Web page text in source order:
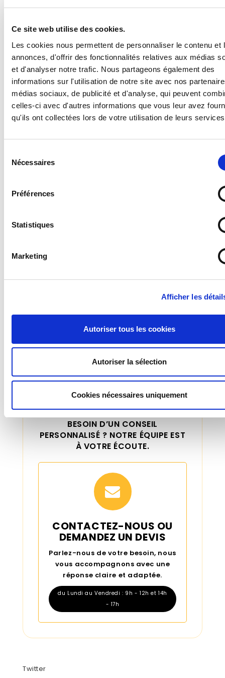
Ce site web utilise des cookies.
Les cookies nous permettent de personnaliser le contenu et
annonces, d'offrir des fonctionnalités relatives aux médias
et d'analyser notre trafic. Nous partageons également des
informations sur l'utilisation de notre site avec nos
médias sociaux, de publicité et d'analyse, qui peuvent
celles-ci avec d'autres informations que vous leur avez
qu'ils ont collectées lors de votre utilisation de leurs
Nécessaires
Préférences
Statistiques
Marketing
Afficher les
Autoriser tous les cookies
Autoriser la sélection
Cookies nécessaires uniquement
Sur Signalétique Express, notre gamme de
non-fumeur est disponible à partir de 4,32 €
HT. Vous avez le choix entre différentes
dimensions, ainsi qu’entre 6 matériaux pour le
support (adhésif, vitrophanie, aluminium, PVC
ou plexiglas).
Ce type de panneau va donc permettre aux
entreprises de se mettre en règle face à la loi,
en rappelant les textes en vigueurs, et de
respecter leur obligation d’affichage pour
Quelles sont les sanctions en cas
vapotage ?
Un salarié ou une personne qui vapote sur son
cigarette électronique est interdit peut
encourir une amende pouvant aller jusqu’à 150
L’entreprise ou le responsable d’établissement
qui ne respecte pas l’obligation de signalisation
et d’affichage dans ses locaux peut encourir
une amende pouvant aller jusqu’à 450 € (ou
250 € pour une personne morale).
VOUS AVEZ UN PROJET OU
BESOIN D’UN CONSEIL
PERSONNALISÉ ? NOTRE ÉQUIPE EST
À VOTRE ÉCOUTE.
CONTACTEZ-NOUS OU
DEMANDEZ UN DEVIS
Parlez-nous de votre besoin, nous
vous accompagnons avec une
réponse claire et adaptée.
du Lundi au Vendredi : 9h - 12h et 14h
- 17h
Twitter